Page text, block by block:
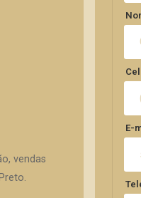
vendas
E-